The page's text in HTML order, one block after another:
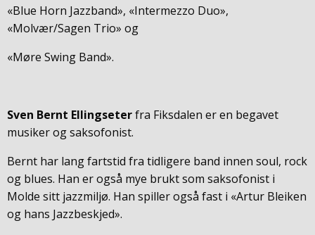
«Blue Horn Jazzband», «Intermezzo Duo»,
«Molvær/Sagen Trio» og
«Møre Swing Band».
Sven Bernt Ellingseterfra Fiksdalen er en begavet
musiker og saksofonist.
Bernt har lang fartstid fra tidligere band innen soul, rock
og blues. Han er også mye brukt som saksofonist i
Molde sitt jazzmiljø. Han spiller også fast i «Artur Bleiken
og hans Jazzbeskjed».